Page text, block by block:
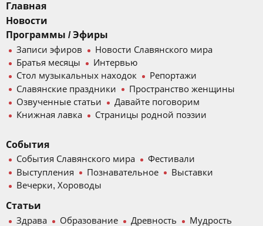
Главная
Новости
Программы / Эфиры
Записи эфиров
Новости Славянского мира
Братья месяцы
Интервью
Стол музыкальных находок
Репортажи
Славянские праздники
Пространство женщины
Озвученные статьи
Давайте поговорим
Книжная лавка
Страницы родной поэзии
События
События Славянского мира
Фестивали
Выступления
Познавательное
Выставки
Вечерки, Хороводы
Статьи
Здрава Образование Древность
Мудрость